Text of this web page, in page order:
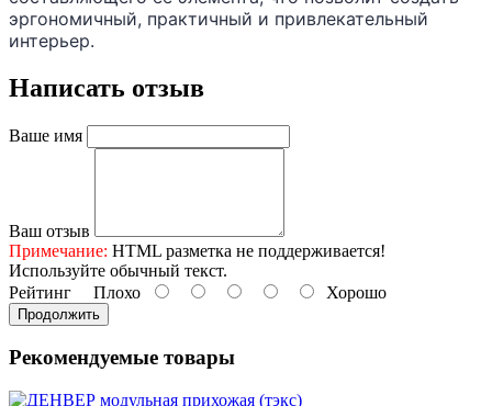
эргономичный, практичный и привлекательный
интерьер.
Написать отзыв
Ваше имя
Ваш отзыв
Примечание: HTML разметка не поддерживается!
Используйте обычный текст.
Рейтинг Плохо Хорошо
Продолжить
Рекомендуемые товары